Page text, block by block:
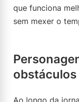
que funciona
sem mexer o
Ao longo da